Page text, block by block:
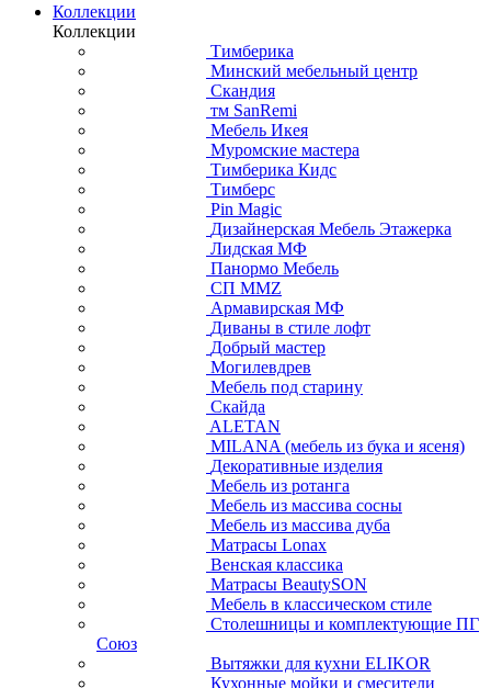
Коллекции
Коллекции
Тимберика
Минский мебельный центр
Скандия
тм SanRemi
Мебель Икея
Муромские мастера
Тимберика Кидс
Тимберс
Pin Magic
Дизайнерская Мебель Этажерка
Лидская МФ
Панормо Мебель
СП ММZ
Армавирская МФ
Диваны в стиле лофт
Добрый мастер
Могилевдрев
Мебель под старину
Скайда
ALETAN
MILANA (мебель из бука и ясеня)
Декоративные изделия
Мебель из ротанга
Мебель из массива сосны
Мебель из массива дуба
Матрасы Lonax
Венская классика
Матрасы BeautySON
Мебель в классическом стиле
Столешницы и комплектующие ПГ
Союз
Вытяжки для кухни ELIKOR
Кухонные мойки и смесители